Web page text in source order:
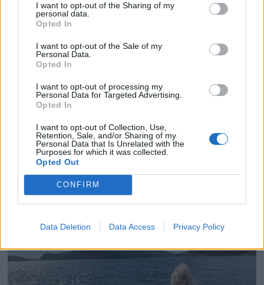
I want to opt-out of the Sharing of my
personal data.
Opted In
I want to opt-out of the Sale of my
Personal Data.
Opted In
I want to opt-out of processing my
Personal Data for Targeted Advertising.
Opted In
I want to opt-out of Collection, Use,
Retention, Sale, and/or Sharing of my
Personal Data that Is Unrelated with the
Purposes for which it was collected.
Opted Out
CONFIRM
Data Deletion Data Access Privacy Policy
Siste havn for
slepemannen
– Horten kommune har behandlet klagen fra
Vegard Kristoffer Emanuelsen i dag. Klagen er
avvist, og ryddeaksjonen fortesetter, sier
havnefogden i Horten Espen Eliassen til
vraket.